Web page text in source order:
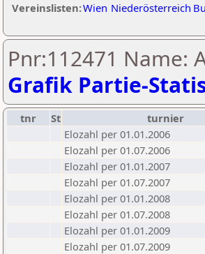
Vereinslisten:Wien Niederösterreich
Pnr:112471 Name:
Grafik Partie-
tnr St turnier
Elozahl per 01.01.2006
Elozahl per 01.07.2006
Elozahl per 01.01.2007
Elozahl per 01.07.2007
Elozahl per 01.01.2008
Elozahl per 01.07.2008
Elozahl per 01.01.2009
Elozahl per 01.07.2009